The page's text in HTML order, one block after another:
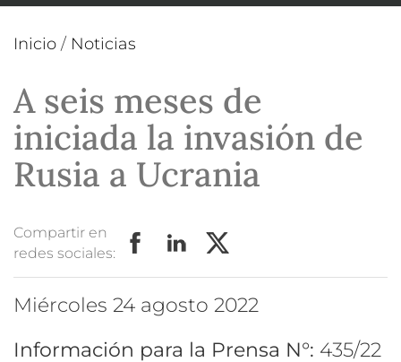
Inicio / Noticias
A seis meses de
iniciada la invasión de
Rusia a Ucrania
Compartir en
redes sociales:
miércoles 24 agosto 2022
Información para la Prensa N°: 435/22